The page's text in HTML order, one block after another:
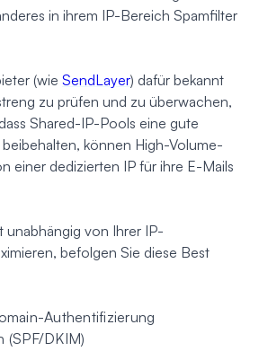
in ihrem IP-Bereich Spamfilter
(wie SendLayer) dafür bekannt
zu prüfen und zu überwachen,
Shared-IP-Pools eine gute
können High-Volume-
einer dedizierten IP für ihre E-Mails
unabhängig von Ihrer IP-
befolgen Sie diese Best
Authentifizierung
(SPF/DKIM)